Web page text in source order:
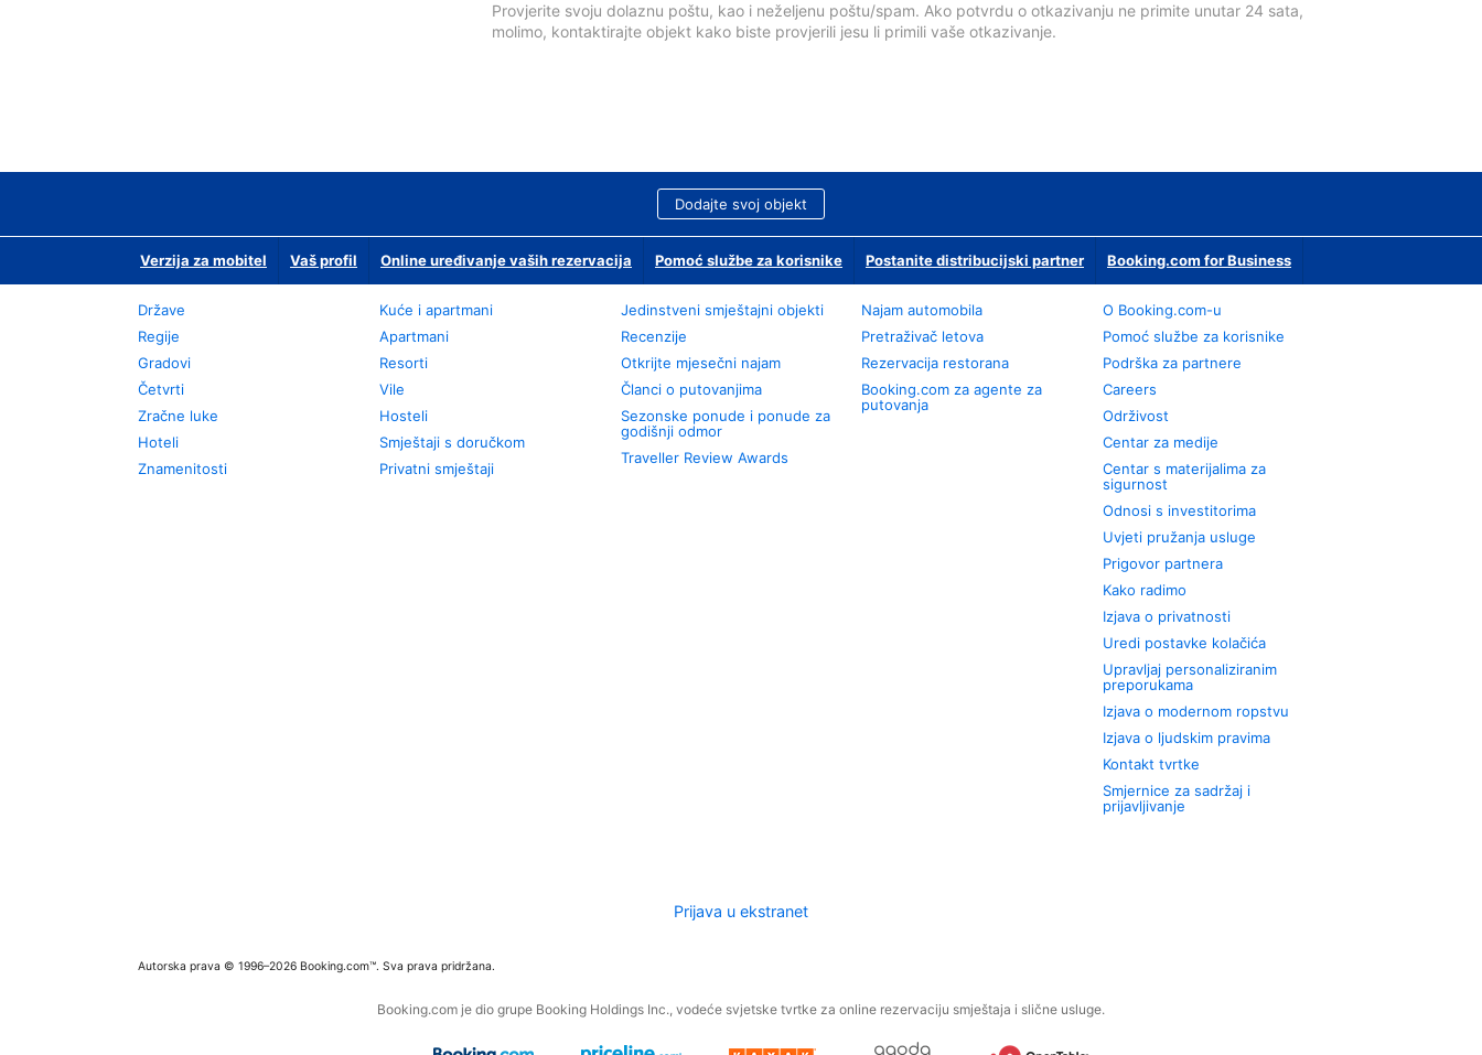
Provjerite svoju dolaznu poštu, kao i neželjenu poštu/spam. Ako potvrdu o otkazivanju ne primite unutar 24 sata,
molimo, kontaktirajte objekt kako biste provjerili jesu li primili vaše otkazivanje.
Dodajte svoj objekt
Verzija za mobitel Vaš profil Online uređivanje vaših rezervacija Pomoć službe za korisnike Postanite distribucijski partner Booking.com for Business
Države
Regije
Gradovi
Četvrti
Zračne luke
Hoteli
Znamenitosti
Kuće i apartmani
Apartmani
Resorti
Vile
Hosteli
Smještaji s doručkom
Privatni smještaji
Jedinstveni smještajni objekti
Recenzije
Otkrijte mjesečni najam
Članci o putovanjima
Sezonske ponude i ponude za
godišnji odmor
Traveller Review Awards
Najam automobila
Pretraživač letova
Rezervacija restorana
Booking.com za agente za
putovanja
O Booking.com-u
Pomoć službe za korisnike
Podrška za partnere
Careers
Održivost
Centar za medije
Centar s materijalima za
sigurnost
Odnosi s investitorima
Uvjeti pružanja usluge
Prigovor partnera
Kako radimo
Izjava o privatnosti
Uredi postavke kolačića
Upravljaj personaliziranim
preporukama
Izjava o modernom ropstvu
Izjava o ljudskim pravima
Kontakt tvrtke
Smjernice za sadržaj i
prijavljivanje
Prijava u ekstranet
Autorska prava © 1996–2026 Booking.com™. Sva prava pridržana.
Booking.com je dio grupe Booking Holdings Inc., vodeće svjetske tvrtke za online rezervaciju smještaja i slične usluge.